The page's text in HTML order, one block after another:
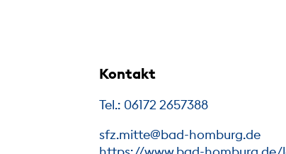
Kontakt
Tel.: 06172 2657388
sfz.mitte@bad-homburg.de